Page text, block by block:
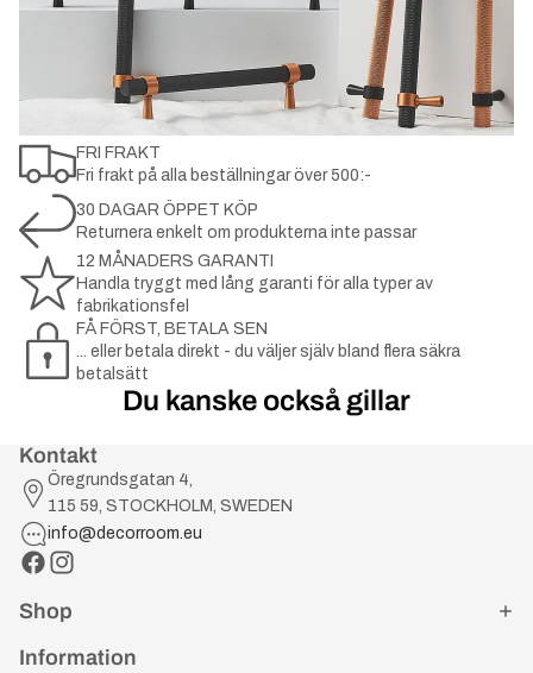
FRI FRAKT
Fri frakt på alla beställningar över 500:-
30 DAGAR ÖPPET KÖP
Returnera enkelt om produkterna inte passar
12 MÅNADERS GARANTI
Handla tryggt med lång garanti för alla typer av
fabrikationsfel
FÅ FÖRST, BETALA SEN
... eller betala direkt - du väljer själv bland flera säkra
betalsätt
Du kanske också gillar
Kontakt
Öregrundsgatan 4,
115 59, STOCKHOLM, SWEDEN
info@decorroom.eu
Shop
Information